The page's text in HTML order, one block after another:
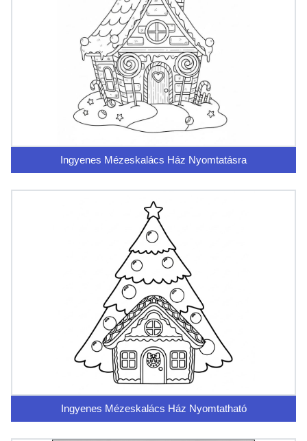
Ingyenes Mézeskalács Ház Nyomtatásra
Ingyenes Mézeskalács Ház Nyomtatható